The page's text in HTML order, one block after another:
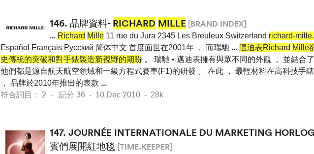
146. 品牌資料-RICHARD MILLE [BRAND INDEX]
... Richard Mille 11 rue du Jura 2345 Les Breuleux Switzerland richard-
Español Français Pусский 简体中文 首度面世在2001年 ， 而瑞馳 ... 邁迪表Richard Mille
史傳統的突破和對手錶製造新視野的期盼 。 瑞馳 • 邁迪表擁有與眾不同的外觀 ， 並結合
他們都是源自航天航空領域和一級方程式賽車(F1)的研發 。 在此 ， 最輕材料在高科技手
， 品牌於2010年推出的表款 ...
符合詞目： 2 - 記分 36 - 10 Dec 2010 - 28k
147. JOURNÉE INTERNATIONALE DU MARKETING
賓們展開紅地毯 [TIME.KEEPER]